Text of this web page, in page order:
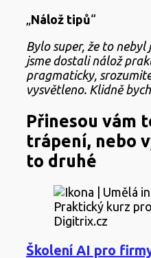
Nálož tipů“
Bylo super, že to nebyl
jsme dostali nálož
pragmaticky,
vysvětleno. Klidně
Přinesou vám
trápení, nebo
to druhé
Školení AI pro